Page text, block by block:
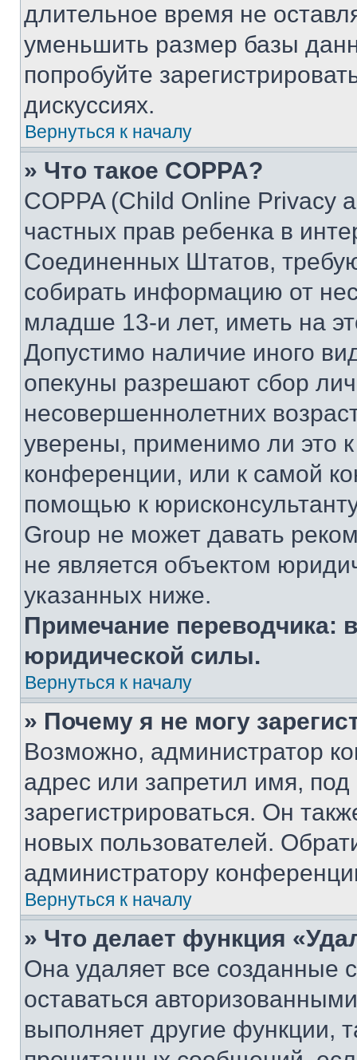
длительное время не
уменьшить размер базы
попробуйте
дискуссиях.
Вернуться к началу
» Что такое COPPA?
COPPA (Child Online Privacy
частных прав ребенка в
Соединенных Штатов,
собирать информацию от
младше 13-и лет, иметь на
Допустимо наличие иного
опекуны разрешают сбор
несовершеннолетних
уверены, применимо ли это
конференции, или к самой
помощью к
Group не может давать
не является объектом
указанных ниже.
Примечание переводчика:
юридической силы.
Вернуться к началу
» Почему я не могу
Возможно, администратор
адрес или запретил имя,
зарегистрироваться. Он
новых пользователей.
администратору
Вернуться к началу
» Что делает функция
Она удаляет все созданные
оставаться
выполняет другие функции,